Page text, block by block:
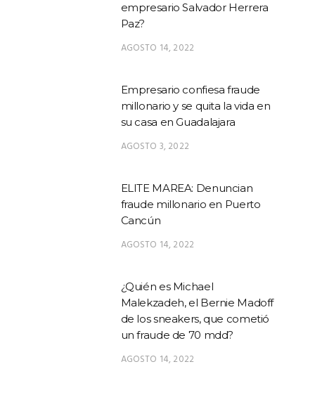
empresario Salvador Herrera
Paz?
AGOSTO 14, 2022
Empresario confiesa fraude
millonario y se quita la vida en
su casa en Guadalajara
AGOSTO 3, 2022
ELITE MAREA: Denuncian
fraude millonario en Puerto
Cancún
AGOSTO 14, 2022
¿Quién es Michael
Malekzadeh, el Bernie Madoff
de los sneakers, que cometió
un fraude de 70 mdd?
AGOSTO 14, 2022